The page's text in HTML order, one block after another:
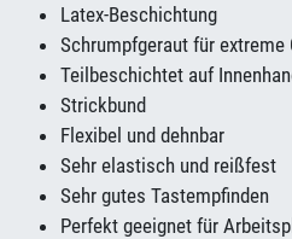
Latex-Beschichtung
Schrumpfgeraut für extreme
Teilbeschichtet auf
Strickbund
Flexibel und dehnbar
Sehr elastisch und reißfest
Sehr gutes Tastempfinden
Perfekt geeignet für